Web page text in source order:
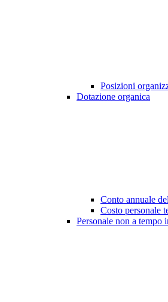
Posizioni
Dotazione organica
Conto annuale
Costo personale
Personale non a tempo